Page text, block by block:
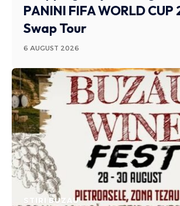
PANINI FIFA WORLD
Swap Tour
6 AUGUST 2026
STIRI BUZAU